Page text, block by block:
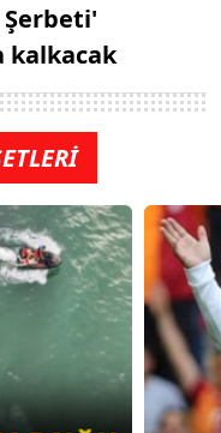
Şerbeti'
kalkacak